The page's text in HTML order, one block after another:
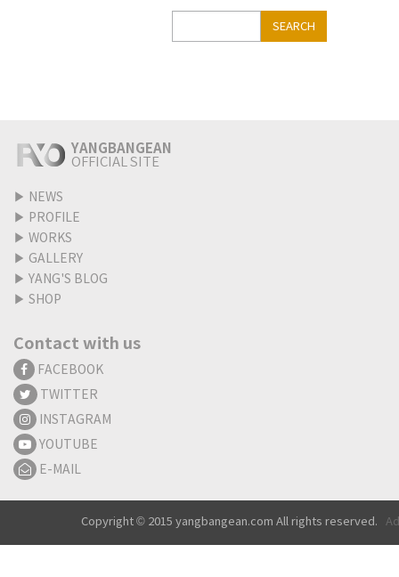
SEARCH
YANGBANGEAN
OFFICIAL SITE
▶ NEWS
▶ PROFILE
▶ WORKS
▶ GALLERY
▶ YANG'S BLOG
▶ SHOP
Contact with us
FACEBOOK
TWITTER
INSTAGRAM
YOUTUBE
E-MAIL
Copyright © 2015 yangbangean.com All rights reserved.